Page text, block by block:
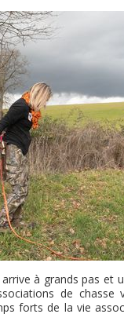
à grands pas et
de chasse
forts de la vie